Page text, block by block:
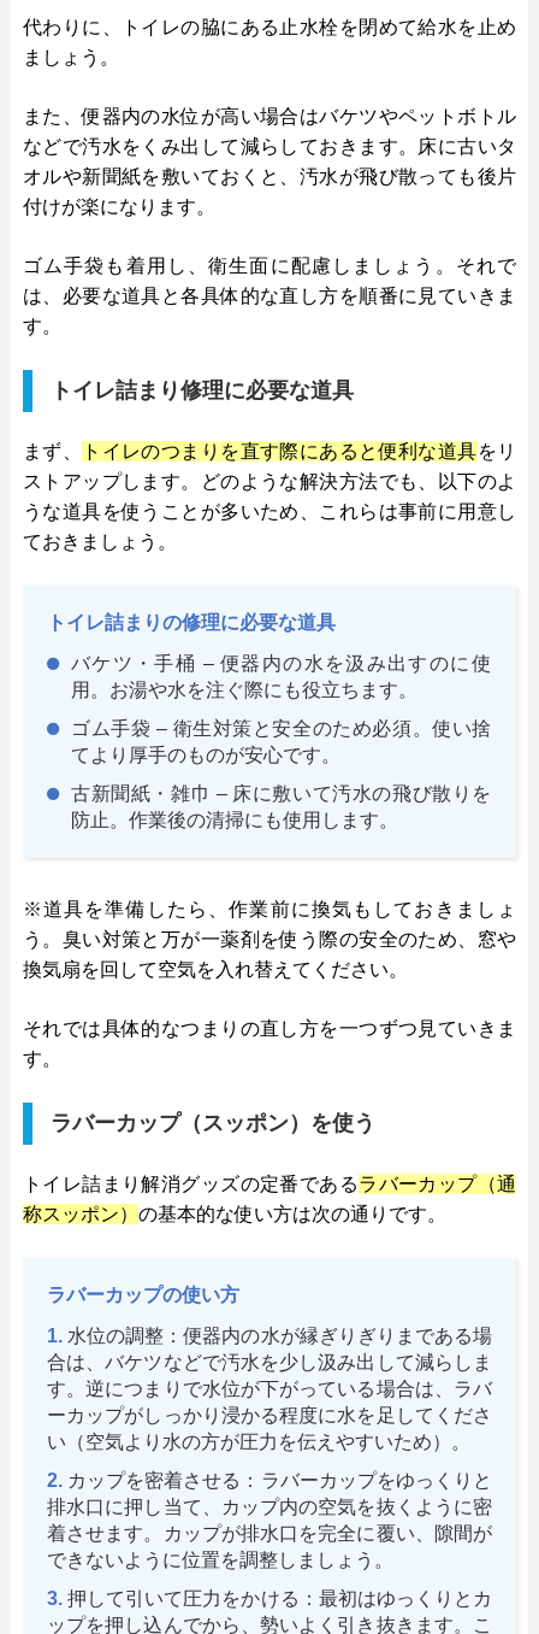
代わりに、トイレの脇にある止水栓を閉めて給水を止め
ましょう。
また、便器内の水位が高い場合はバケツやペットボトル
などで汚水をくみ出して減らしておきます。床に古いタ
オルや新聞紙を敷いておくと、汚水が飛び散っても後片
付けが楽になります。
ゴム手袋も着用し、衛生面に配慮しましょう。それで
は、必要な道具と各具体的な直し方を順番に見ていきま
す。
トイレ詰まり修理に必要な道具
まず、 トイレのつまりを直す際にあると便利な道具をリ
ストアップします。どのような解決方法でも、以下のよ
うな道具を使うことが多いため、これらは事前に用意し
ておきましょう。
トイレ詰まりの修理に必要な道具
バケツ・手桶 – 便器内の水を汲み出すのに使
用。お湯や水を注ぐ際にも役立ちます。
ゴム手袋 – 衛生対策と安全のため必須。使い捨
てより厚手のものが安心です。
古新聞紙・雑巾 – 床に敷いて汚水の飛び散りを
防止。作業後の清掃にも使用します。
※道具を準備したら、作業前に換気もしておきましょ
う。臭い対策と万が一薬剤を使う際の安全のため、窓や
換気扇を回して空気を入れ替えてください。
それでは具体的なつまりの直し方を一つずつ見ていきま
す。
ラバーカップ（スッポン）を使う
トイレ詰まり解消グッズの定番であるラバーカップ（通
称スッポン） の基本的な使い方は次の通りです。
ラバーカップの使い方
水位の調整：便器内の水が縁ぎりぎりまである場
合は、バケツなどで汚水を少し汲み出して減らしま
す。逆につまりで水位が下がっている場合は、ラバ
ーカップがしっかり浸かる程度に水を足してくださ
い（空気より水の方が圧力を伝えやすいため）。
カップを密着させる：ラバーカップをゆっくりと
排水口に押し当て、カップ内の空気を抜くように密
着させます。カップが排水口を完全に覆い、隙間が
できないように位置を調整しましょう。
押して引いて圧力をかける：最初はゆっくりとカ
ップを押し込んでから、勢いよく引き抜きます。こ